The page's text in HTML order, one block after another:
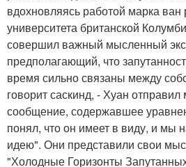
вдохновляясь работой марка
университета британской
совершил важный мысленный
предполагающий, что
время сильно связаны между
говорит саскинд, - Хуан отправил
сообщение, содержавшее
понял, что он имеет в виду, и мы
идею". Они представили свои
"Холодные Горизонты